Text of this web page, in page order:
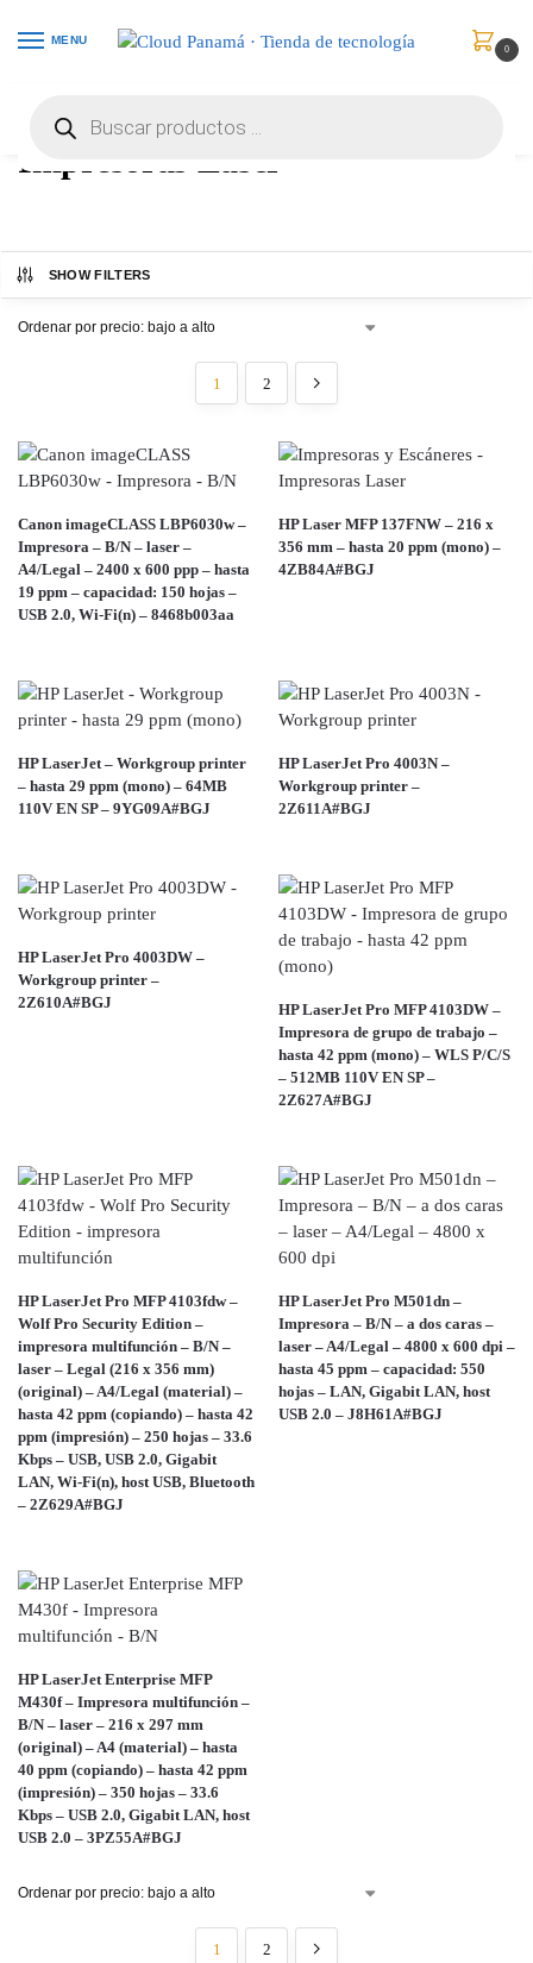
MENU
0
Impresoras Laser
SHOW FILTERS
1 2
Canon imageCLASS LBP6030w –
Impresora – B/N – laser –
A4/Legal – 2400 x 600 ppp – hasta
19 ppm – capacidad: 150 hojas –
USB 2.0, Wi-Fi(n) – 8468b003aa
HP Laser MFP 137FNW – 216 x
356 mm – hasta 20 ppm (mono) –
4ZB84A#BGJ
HP LaserJet – Workgroup printer
– hasta 29 ppm (mono) – 64MB
110V EN SP – 9YG09A#BGJ
HP LaserJet Pro 4003N –
Workgroup printer –
2Z611A#BGJ
HP LaserJet Pro 4003DW –
Workgroup printer –
2Z610A#BGJ
HP LaserJet Pro MFP 4103DW –
Impresora de grupo de trabajo –
hasta 42 ppm (mono) – WLS P/C/S
– 512MB 110V EN SP –
2Z627A#BGJ
HP LaserJet Pro MFP 4103fdw –
Wolf Pro Security Edition –
impresora multifunción – B/N –
laser – Legal (216 x 356 mm)
(original) – A4/Legal (material) –
hasta 42 ppm (copiando) – hasta 42
ppm (impresión) – 250 hojas – 33.6
Kbps – USB, USB 2.0, Gigabit
LAN, Wi-Fi(n), host USB, Bluetooth
– 2Z629A#BGJ
HP LaserJet Pro M501dn –
Impresora – B/N – a dos caras –
laser – A4/Legal – 4800 x 600 dpi –
hasta 45 ppm – capacidad: 550
hojas – LAN, Gigabit LAN, host
USB 2.0 – J8H61A#BGJ
HP LaserJet Enterprise MFP
M430f – Impresora multifunción –
B/N – laser – 216 x 297 mm
(original) – A4 (material) – hasta
40 ppm (copiando) – hasta 42 ppm
(impresión) – 350 hojas – 33.6
Kbps – USB 2.0, Gigabit LAN, host
USB 2.0 – 3PZ55A#BGJ
1 2